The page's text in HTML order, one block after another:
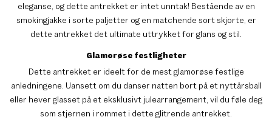
eleganse, og dette antrekket er intet unntak! Bestående av en
smokingjakke i sorte paljetter og en matchende sort skjorte, er
dette antrekket det ultimate uttrykket for glans og stil.
Glamorøse festligheter
Dette antrekket er ideelt for de mest glamorøse festlige
anledningene. Uansett om du danser natten bort på et nyttårsball
eller hever glasset på et eksklusivt julearrangement, vil du føle deg
som stjernen i rommet i dette glitrende antrekket.